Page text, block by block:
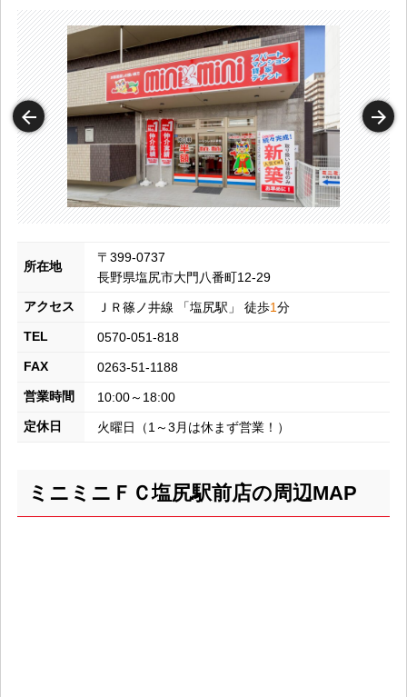
所在地
〒399-0737
長野県塩尻市大門八番町12-29
アクセス
ＪＲ篠ノ井線 「塩尻駅」 徒歩1分
TEL
0570-051-818
FAX
0263-51-1188
営業時間
10:00～18:00
定休日
火曜日（1～3月は休まず営業！）
ミニミニＦＣ塩尻駅前店の周辺MAP